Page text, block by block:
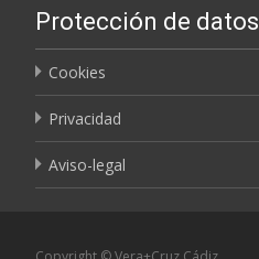
Protección de datos
Cookies
Privacidad
Aviso-legal